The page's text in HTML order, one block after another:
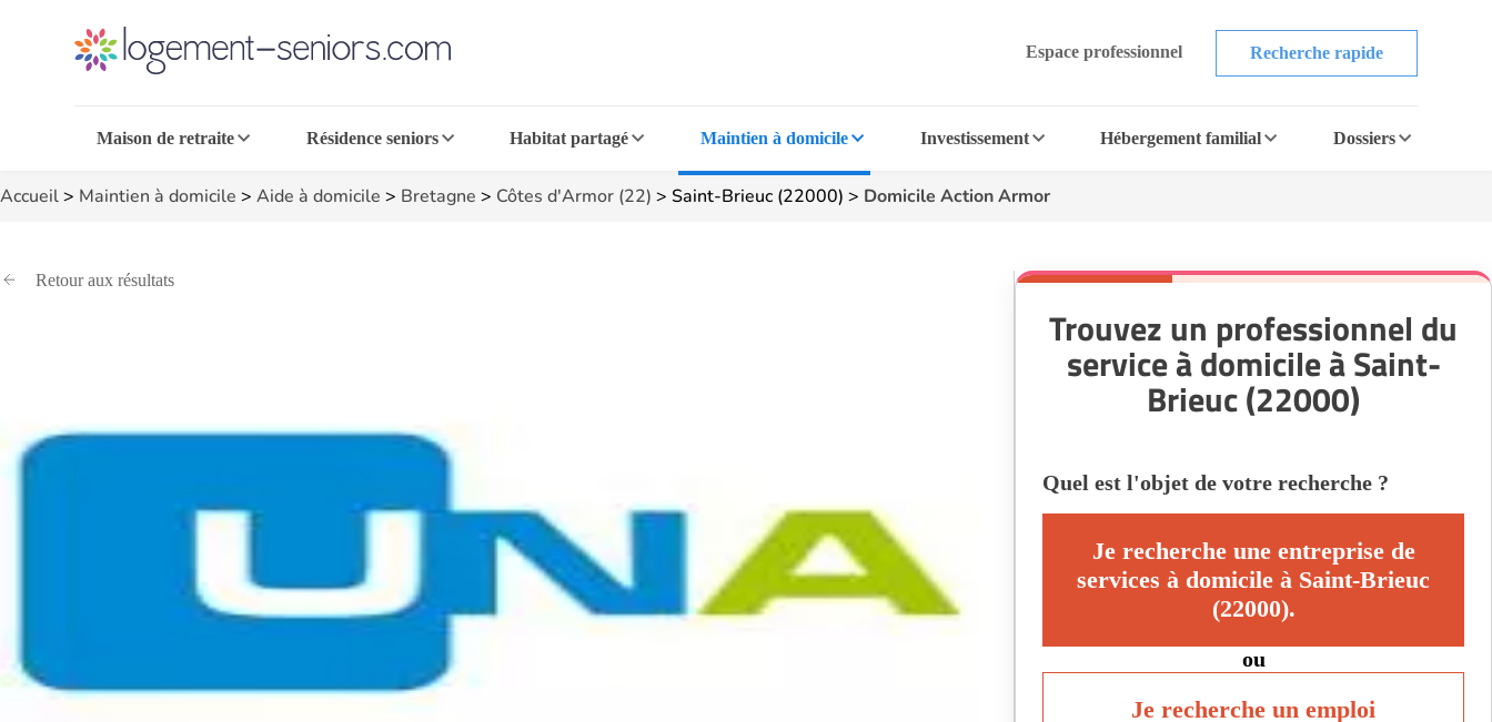
Espace professionnel Recherche rapide
Maison de retraite Résidence seniors Habitat partagé Maintien à domicile Investissement Hébergement familial Dossiers
Accueil> Maintien à domicile > Aide à domicile > Bretagne > Côtes d'Armor (22) > Saint-Brieuc (22000) > Domicile Action Armor
Retour aux résultats
Trouvez un professionnel du
service à domicile à Saint-
Brieuc (22000)
Quel est l'objet de votre recherche ?
Je recherche une entreprise de
services à domicile à Saint-Brieuc
(22000).
ou
Je recherche un emploi